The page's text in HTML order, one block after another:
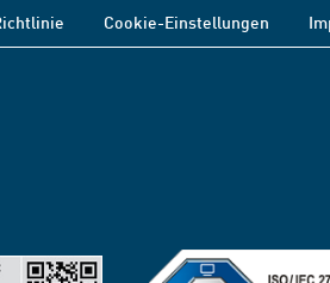
Cookie-Einstellungen